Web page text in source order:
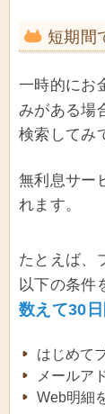
短期間
一時的にお
みがある場
検索してみ
無利息サー
れます。
たとえば、
以下の条件
数えて30
はじめて
メールア
Web明細